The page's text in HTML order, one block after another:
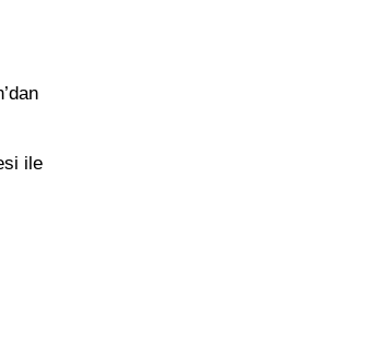
ile